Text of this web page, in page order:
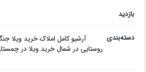
بازدید
دسته‌بندی آرشیو کامل املاک خرید ویلا
روستایی در شمال خرید ویلا در